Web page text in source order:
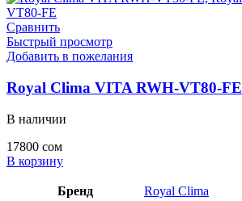
Сравнить
Быстрый просмотр
Добавить в пожелания
Royal Clima VITA RWH-VT80-FE
В наличии
17800 сом
В корзину
Бренд Royal Clima